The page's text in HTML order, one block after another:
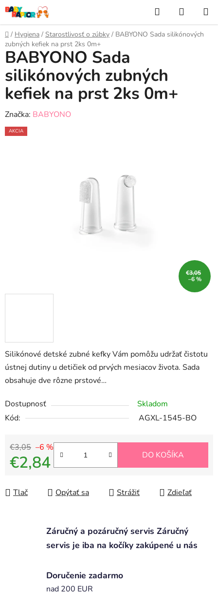
Prejsť
na
obsah
Hľadať
KOŠÍK
Domov
/ Hygiena / Starostlivosť o zúbky / BABYONO Sada silikónových
zubných kefiek na prst 2ks 0m+
Silikónové detské zubné kefky Vám pomôžu udržať čistotu
ústnej dutiny u detičiek od prvých mesiacov života. Sada
obsahuje dve rôzne prstové…
Dostupnosť
Skladom
Kód:
AGXL-1545-BO
€3,05 –6 %
€2,84 DO KOŠÍKA
Tlač Opýtať sa Strážiť Zdieľať
BABYONO Sada
silikónových zubných
kefiek na prst 2ks 0m+
Značka: BABYONO
AKCIA
€3,05
–6 %
Záručný a pozáručný servis Záručný
servis je iba na kočíky zakúpené u nás
Doručenie zadarmo
nad 200 EUR